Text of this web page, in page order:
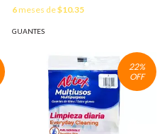
6meses de$10.35
GUANTES
22%
OFF